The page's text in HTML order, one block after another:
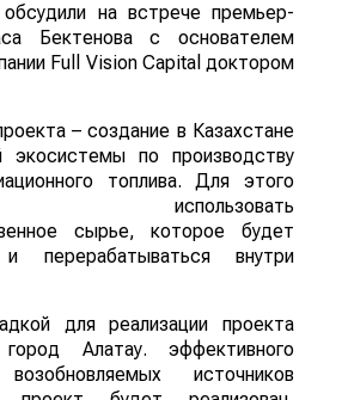
обсудили на встрече премьер-
Бектенова с основателем
Full Vision Capital доктором
– создание в Казахстане
экосистемы по производству
топлива. Для этого
использовать
сырье, которое будет
перерабатываться внутри
для реализации проекта
Алатау. эффективного
возобновляемых источников